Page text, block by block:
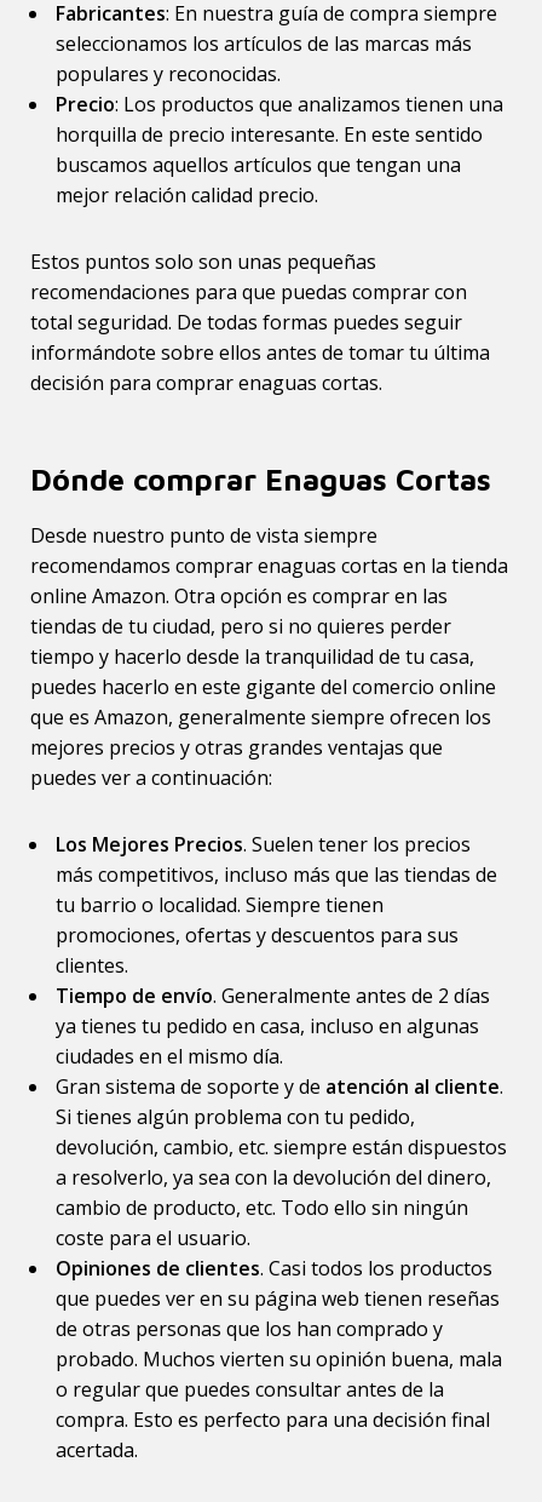
Fabricantes: En nuestra guía de compra siempre
seleccionamos los artículos de las marcas más
populares y reconocidas.
Precio: Los productos que analizamos tienen una
horquilla de precio interesante. En este sentido
buscamos aquellos artículos que tengan una
mejor relación calidad precio.
Estos puntos solo son unas pequeñas
recomendaciones para que puedas comprar con
total seguridad. De todas formas puedes seguir
informándote sobre ellos antes de tomar tu última
decisión para comprar enaguas cortas.
Dónde comprar Enaguas Cortas
Desde nuestro punto de vista siempre
recomendamos comprar enaguas cortas en la tienda
online Amazon. Otra opción es comprar en las
tiendas de tu ciudad, pero si no quieres perder
tiempo y hacerlo desde la tranquilidad de tu casa,
puedes hacerlo en este gigante del comercio online
que es Amazon, generalmente siempre ofrecen los
mejores precios y otras grandes ventajas que
puedes ver a continuación:
Los Mejores Precios. Suelen tener los precios
más competitivos, incluso más que las tiendas de
tu barrio o localidad. Siempre tienen
promociones, ofertas y descuentos para sus
clientes.
Tiempo de envío. Generalmente antes de 2 días
ya tienes tu pedido en casa, incluso en algunas
ciudades en el mismo día.
Gran sistema de soporte y de atención al cliente.
Si tienes algún problema con tu pedido,
devolución, cambio, etc. siempre están dispuestos
a resolverlo, ya sea con la devolución del dinero,
cambio de producto, etc. Todo ello sin ningún
coste para el usuario.
Opiniones de clientes. Casi todos los productos
que puedes ver en su página web tienen reseñas
de otras personas que los han comprado y
probado. Muchos vierten su opinión buena, mala
o regular que puedes consultar antes de la
compra. Esto es perfecto para una decisión final
acertada.